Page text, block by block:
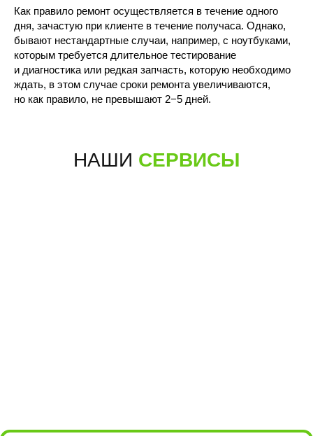
Как правило ремонт осуществляется в течение одного
дня, зачастую при клиенте в течение получаса. Однако,
бывают нестандартные случаи, например, с ноутбуками,
которым требуется длительное тестирование
и диагностика или редкая запчасть, которую необходимо
ждать, в этом случае сроки ремонта увеличиваются,
но как правило, не превышают 2−5 дней.
НАШИ СЕРВИСЫ
Волжский бульвар, 7
(Перекрёсток)
ПОДРОБНЕЕ
м.Текстильщики
+7 (495) 198-05-66 для звонков